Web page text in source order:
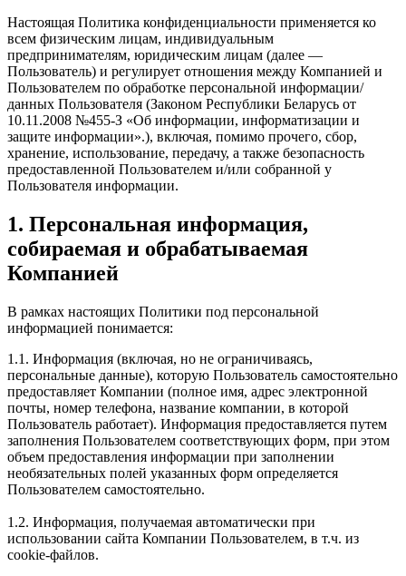
Настоящая Политика конфиденциальности применяется ко
всем физическим лицам, индивидуальным
предпринимателям, юридическим лицам (далее —
Пользователь) и регулирует отношения между Компанией и
Пользователем по обработке персональной информации/
данных Пользователя (Законом Республики Беларусь от
10.11.2008 №455-З «Об информации, информатизации и
защите информации».), включая, помимо прочего, сбор,
хранение, использование, передачу, а также безопасность
предоставленной Пользователем и/или собранной у
Пользователя информации.
1. Персональная информация,
собираемая и обрабатываемая
Компанией
В рамках настоящих Политики под персональной
информацией понимается:
1.1. Информация (включая, но не ограничиваясь,
персональные данные), которую Пользователь самостоятельно
предоставляет Компании (полное имя, адрес электронной
почты, номер телефона, название компании, в которой
Пользователь работает). Информация предоставляется путем
заполнения Пользователем соответствующих форм, при этом
объем предоставления информации при заполнении
необязательных полей указанных форм определяется
Пользователем самостоятельно.
1.2. Информация, получаемая автоматически при
использовании сайта Компании Пользователем, в т.ч. из
сookie-файлов.